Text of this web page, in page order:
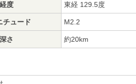
経度 東経 129.5度
チュード M2.2
深さ 約20km